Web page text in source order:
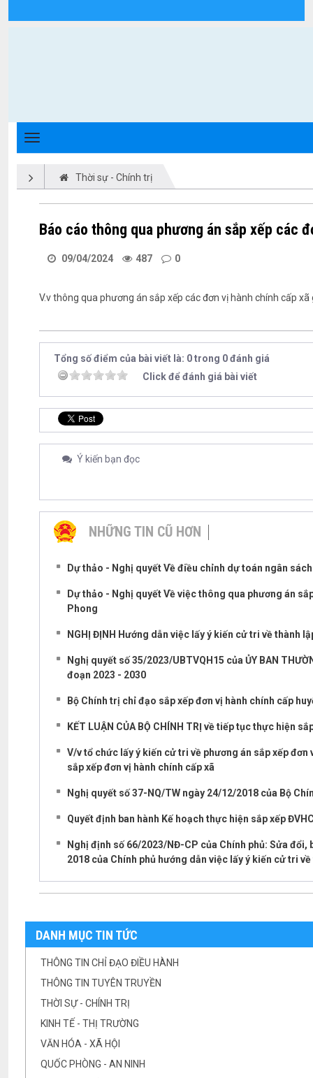
Thời sự - Chính trị
Báo cáo thông qua phương án sắp xếp các
09/04/2024 487 0
V.v thông qua phương án sắp xếp các đơn vị hành chính cấp
Tổng số điểm của bài viết là: 0 trong 0 đánh giá
Click để đánh giá bài viết
Ý kiến bạn đọc
NHỮNG TIN CŨ HƠN
Dự thảo - Nghị quyết Về điều chỉnh dự toán ngân
Dự thảo - Nghị quyết Về việc thông qua phương án
Phong
NGHỊ ĐỊNH Hướng dẫn việc lấy ý kiến cử tri về thành
Nghị quyết số 35/2023/UBTVQH15 của ỦY BAN
đoạn 2023 - 2030
Bộ Chính trị chỉ đạo sắp xếp đơn vị hành chính cấp
KẾT LUẬN CỦA BỘ CHÍNH TRỊ về tiếp tục thực hiện
V/v tổ chức lấy ý kiến cử tri về phương án sắp xếp
sắp xếp đơn vị hành chính cấp xã
Nghị quyết số 37-NQ/TW ngày 24/12/2018 của Bộ
Quyết định ban hành Kế hoạch thực hiện sắp xếp
Nghị định số 66/2023/NĐ-CP của Chính phủ: Sửa
2018 của Chính phủ hướng dẫn việc lấy ý kiến cử tri
DANH MỤC TIN TỨC
THÔNG TIN CHỈ ĐẠO ĐIỀU HÀNH
THÔNG TIN TUYÊN TRUYỀN
THỜI SỰ - CHÍNH TRỊ
KINH TẾ - THỊ TRƯỜNG
VĂN HÓA - XÃ HỘI
QUỐC PHÒNG - AN NINH